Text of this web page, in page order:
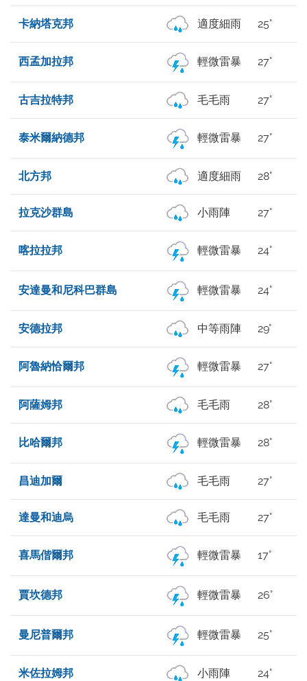
卡納塔克邦 適度細雨 25°
西孟加拉邦 輕微雷暴 27°
古吉拉特邦 毛毛雨 27°
泰米爾納德邦 輕微雷暴 27°
北方邦 適度細雨 28°
拉克沙群島 小雨陣 27°
喀拉拉邦 輕微雷暴 24°
安達曼和尼科巴群島 輕微雷暴 24°
安德拉邦 中等雨陣 29°
阿魯納恰爾邦 輕微雷暴 27°
阿薩姆邦 毛毛雨 28°
比哈爾邦 輕微雷暴 28°
昌迪加爾 毛毛雨 27°
達曼和迪烏 毛毛雨 27°
喜馬偕爾邦 輕微雷暴 17°
賈坎德邦 輕微雷暴 26°
曼尼普爾邦 輕微雷暴 25°
米佐拉姆邦 小雨陣 24°